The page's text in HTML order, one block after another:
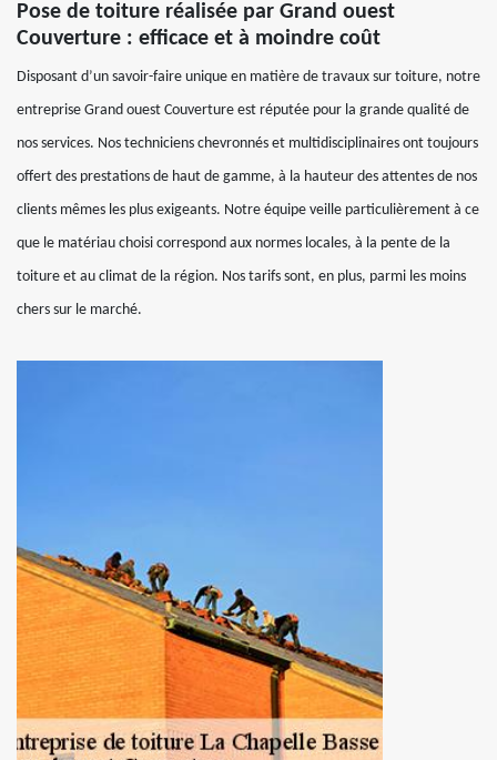
Pose de toiture réalisée par Grand ouest
Couverture : efficace et à moindre coût
Disposant d’un savoir-faire unique en matière de travaux sur toiture, notre
entreprise Grand ouest Couverture est réputée pour la grande qualité de
nos services. Nos techniciens chevronnés et multidisciplinaires ont toujours
offert des prestations de haut de gamme, à la hauteur des attentes de nos
clients mêmes les plus exigeants. Notre équipe veille particulièrement à ce
que le matériau choisi correspond aux normes locales, à la pente de la
toiture et au climat de la région. Nos tarifs sont, en plus, parmi les moins
chers sur le marché.